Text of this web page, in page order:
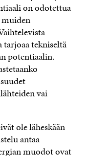
on odotettua
tarjoaa tekniseltä
potentiaalin.
vai
ole läheskään
antaa
muodot ovat